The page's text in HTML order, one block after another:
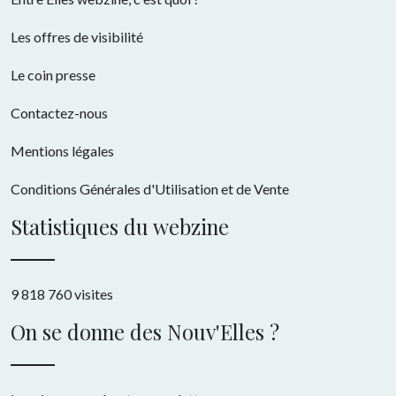
Les offres de visibilité
Le coin presse
Contactez-nous
Mentions légales
Conditions Générales d'Utilisation et de Vente
Statistiques du webzine
9 818 760 visites
On se donne des Nouv'Elles ?